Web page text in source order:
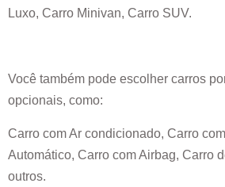
Luxo, Carro Minivan, Carro SUV.
Você também pode escolher carros
opcionais, como:
Carro com Ar condicionado, Carro
Automático, Carro com Airbag, Carro
outros.